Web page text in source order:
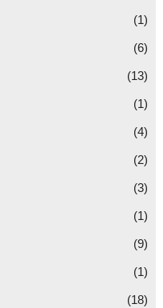
(1)
(6)
(13)
(1)
(4)
(2)
(3)
(1)
(9)
(1)
(18)